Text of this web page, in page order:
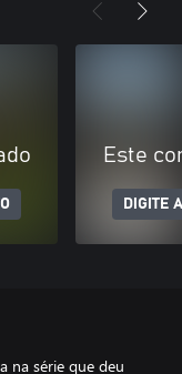
Este
DIGITE
na série que deu